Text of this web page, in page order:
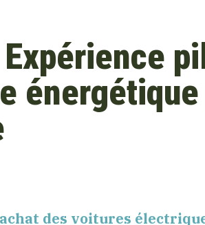
Expérience
des voitures